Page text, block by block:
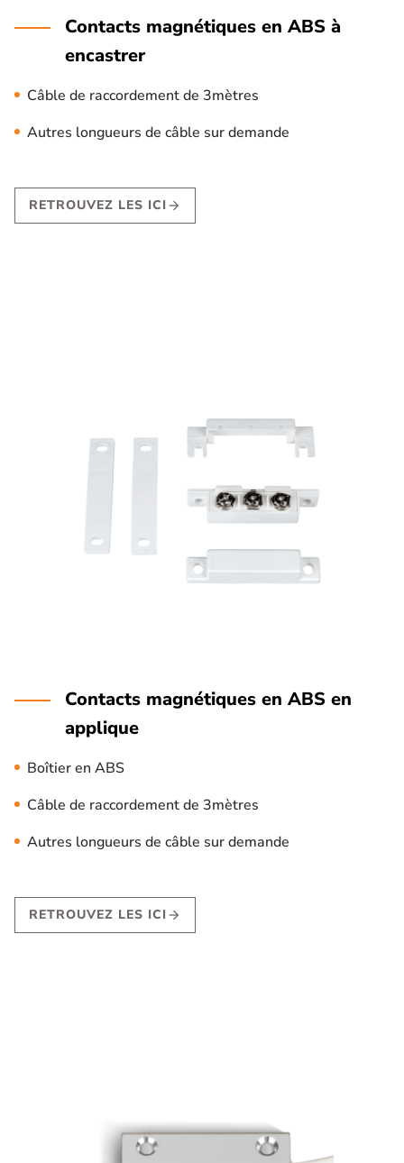
Contacts magnétiques en ABS à
encastrer
Câble de raccordement de 3mètres
Autres longueurs de câble sur demande
RETROUVEZ LES ICIarrow_forward
Contacts magnétiques en ABS en
applique
Boîtier en ABS
Câble de raccordement de 3mètres
Autres longueurs de câble sur demande
RETROUVEZ LES ICIarrow_forward